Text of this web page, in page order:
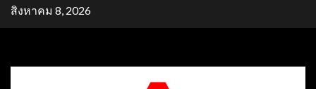
Skipสิงหาคม 8, 2026